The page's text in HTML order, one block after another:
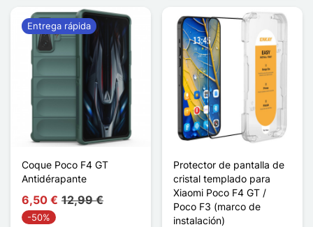
Coque Poco F4 GT
Antidérapante
6,50 € 12,99 €
-50%
Entrega rápida
Protector de pantalla de
cristal templado para
Xiaomi Poco F4 GT /
Poco F3 (marco de
instalación)